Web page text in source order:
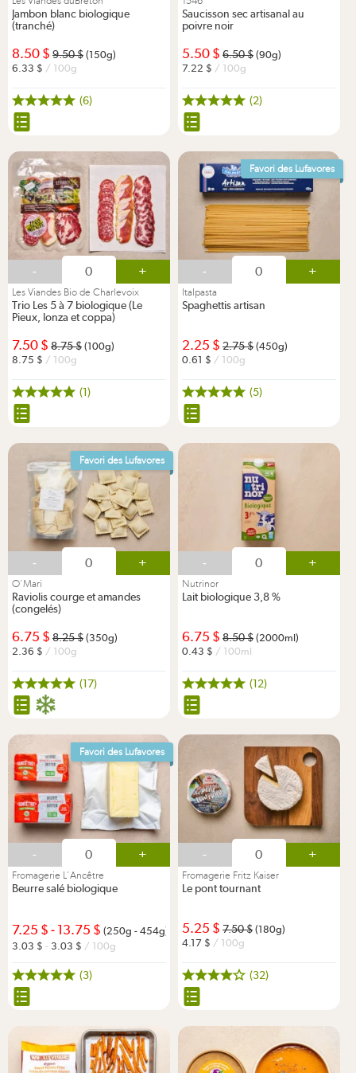
Jambon blanc biologique
(tranché)
8.50 9.50
(150g)
6.33
/ 100g
(6)
Saucisson sec artisanal au
poivre noir
5.50 6.50
(90g)
7.22
/ 100g
(2)
- +
Les Viandes Bio de Charlevoix
Trio Les 5 à 7 biologique (Le
Pieux, lonza et coppa)
7.50 8.75
(100g)
8.75
/ 100g
(1)
Favori des Lufavores
- +
Italpasta
Spaghettis artisan
2.25 2.75
(450g)
0.61
/ 100g
(5)
Favori des Lufavores
- +
O'Mari
Raviolis courge et amandes
(congelés)
6.75 8.25
(350g)
2.36
/ 100g
(17)
- +
Nutrinor
Lait biologique 3,8 %
6.75 8.50
(2000ml)
0.43
/ 100ml
(12)
Favori des Lufavores
- +
Fromagerie L'Ancêtre
Beurre salé biologique
7.25 - 13.75
(250g - 454g)
3.03
- 3.03 / 100g
(3)
- +
Fromagerie Fritz Kaiser
Le pont tournant
5.25 7.50
(180g)
4.17
/ 100g
(32)